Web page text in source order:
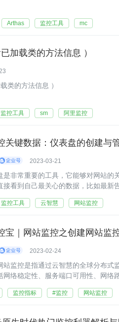
Arthas 监控工具 mc
加载类的方法信息 ）
类的方法信息 ）
监控工具 sm 阿里监控
关键数据：仪表盘的创建与
2023-03-21
是非常重要的工具，它能够对网站的
看到自己最关心的数据，比如最新
监控工具 云智慧 网站监控
宝｜网站监控之创建网站监
2023-02-24
站监控是指通过云智慧的全球分布式
网络稳定性、服务端口可用性、网络
监控指标 #监控 网站监控